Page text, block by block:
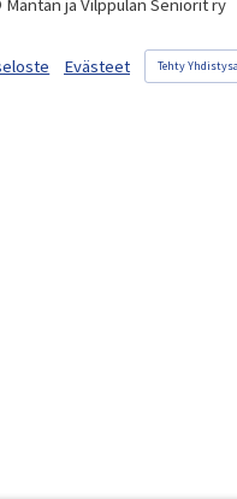
Mäntän ja Vilppulan Seniorit ry
Evästeet Tehty